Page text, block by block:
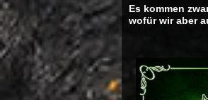
Es kommen
wofür wir aber